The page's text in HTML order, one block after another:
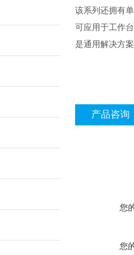
该系列还拥有
可应用于工作
是通用解决方
产品咨询
您
您